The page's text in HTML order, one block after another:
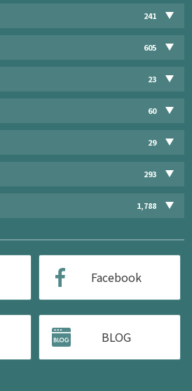
241
605
23
60
29
293
1,788
Facebook
BLOG